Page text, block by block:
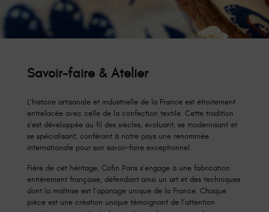
Savoir-faire & Atelier
L’histoire artisanale et industrielle de la France est étroitement
entrelacée avec celle de la confection textile. Cette tradition
s’est développée au fil des siècles, évoluant, se modernisant et
se spécialisant, conférant à notre pays une renommée
internationale pour son savoir-faire exceptionnel.
Fière de cet héritage, Cofin Paris s’engage à une fabrication
entièrement française, défendant ainsi un art et des techniques
dont la maîtrise est l’apanage unique de la France. Chaque
pièce est une création unique témoignant de l’attention